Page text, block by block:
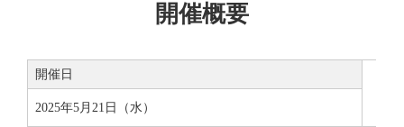
開催概要
開催日
2025年5月21日（水）